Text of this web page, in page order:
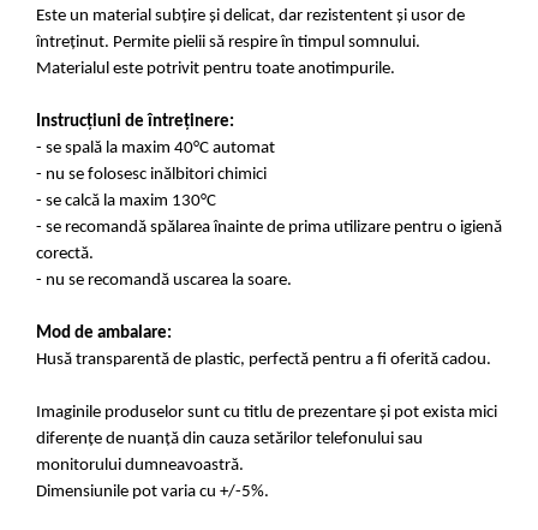
Este un material subțire și delicat, dar rezistentent și usor de
întreținut. Permite pielii să respire în timpul somnului.
Materialul este potrivit pentru toate anotimpurile.
Instrucțiuni de întreținere:
- se spală la maxim 40°C automat
- nu se folosesc inălbitori chimici
- se calcă la maxim 130°C
- se recomandă spălarea înainte de prima utilizare pentru o igienă
corectă.
- nu se recomandă uscarea la soare.
Mod de ambalare:
Husă transparentă de plastic, perfectă pentru a fi oferită cadou.
Imaginile produselor sunt cu titlu de prezentare și pot exista mici
diferențe de nuanță din cauza setărilor telefonului sau
monitorului dumneavoastră.
Dimensiunile pot varia cu +/-5%.